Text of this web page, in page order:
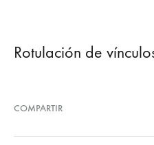
Rotulación de
COMPARTIR